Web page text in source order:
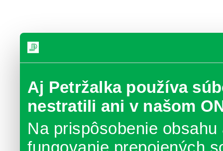
Aj Petržalka používa
nestratili ani v našom
Na prispôsobenie